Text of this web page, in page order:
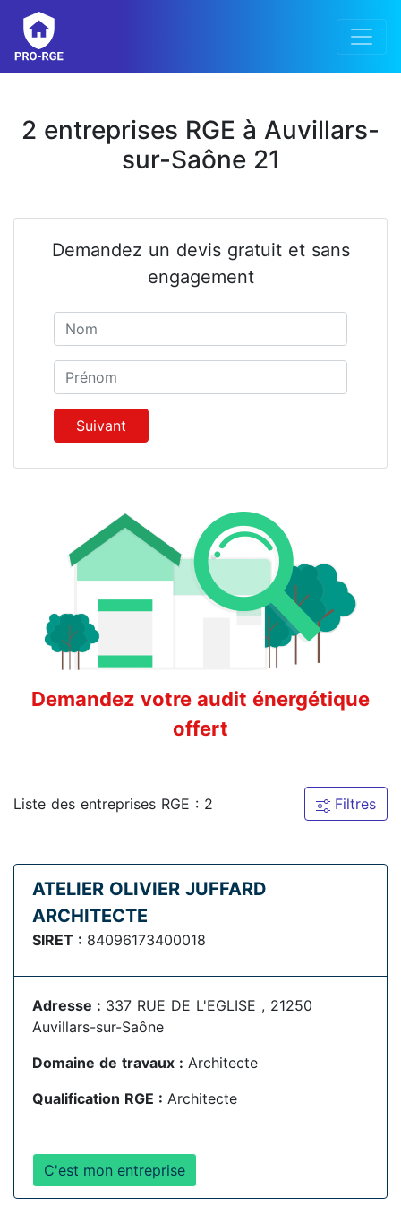
2 entreprises RGE à Auvillars-
sur-Saône 21
Demandez un devis gratuit et sans
engagement
Prénom
Suivant
Demandez votre audit énergétique
offert
Liste des entreprises RGE : 2 Filtres
ATELIER OLIVIER JUFFARD
ARCHITECTE
SIRET : 84096173400018
Adresse : 337 RUE DE L'EGLISE , 21250
Auvillars-sur-Saône
Domaine de travaux : Architecte
Qualification RGE : Architecte
C'est mon entreprise